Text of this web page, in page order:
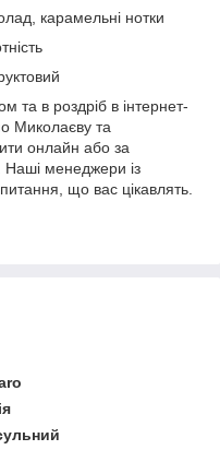
карамельні нотки
та в роздріб в інтернет-
Миколаєву та
онлайн або за
менеджери із
що вас цікавлять.